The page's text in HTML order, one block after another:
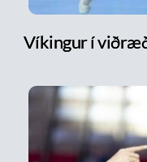
Víkingur í